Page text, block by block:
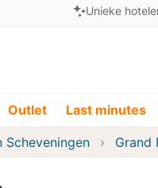
Unieke
Outlet Last minutes
Scheveningen Grand